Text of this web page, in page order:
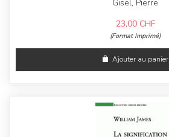
Gisel, Pierre
23,00 CHF
(Format Imprimé)
Ajouter au panier